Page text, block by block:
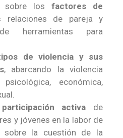
sobre los factores de
relaciones de pareja y
herramientas para
de violencia y sus
, abarcando la violencia
económica,
participación activa de
y jóvenes en la labor de
sobre la cuestión de la